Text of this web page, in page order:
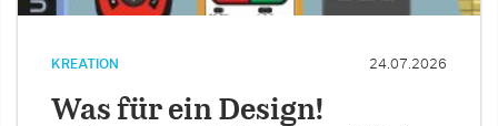
KREATION 24.07.2026
Was für ein Design!